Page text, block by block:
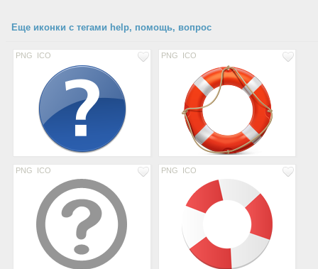
Еще иконки с тегами help, помощь, вопрос
PNG ICO PNG ICO
PNG ICO PNG ICO